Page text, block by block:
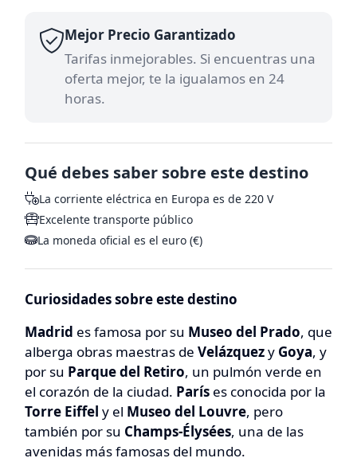
Mejor Precio Garantizado
Tarifas inmejorables. Si encuentras una
oferta mejor, te la igualamos en 24
horas.
Qué debes saber sobre este destino
La corriente eléctrica en Europa es de 220 V
Excelente transporte público
La moneda oficial es el euro (€)
Curiosidades sobre este destino
Madrid es famosa por su Museo del Prado, que
alberga obras maestras de Velázquezy Goya, y
por su Parque del Retiro, un pulmón verde en
el corazón de la ciudad. París es conocida por la
Torre Eiffel y el Museo del Louvre, pero
también por su Champs-Élysées, una de las
avenidas más famosas del mundo.